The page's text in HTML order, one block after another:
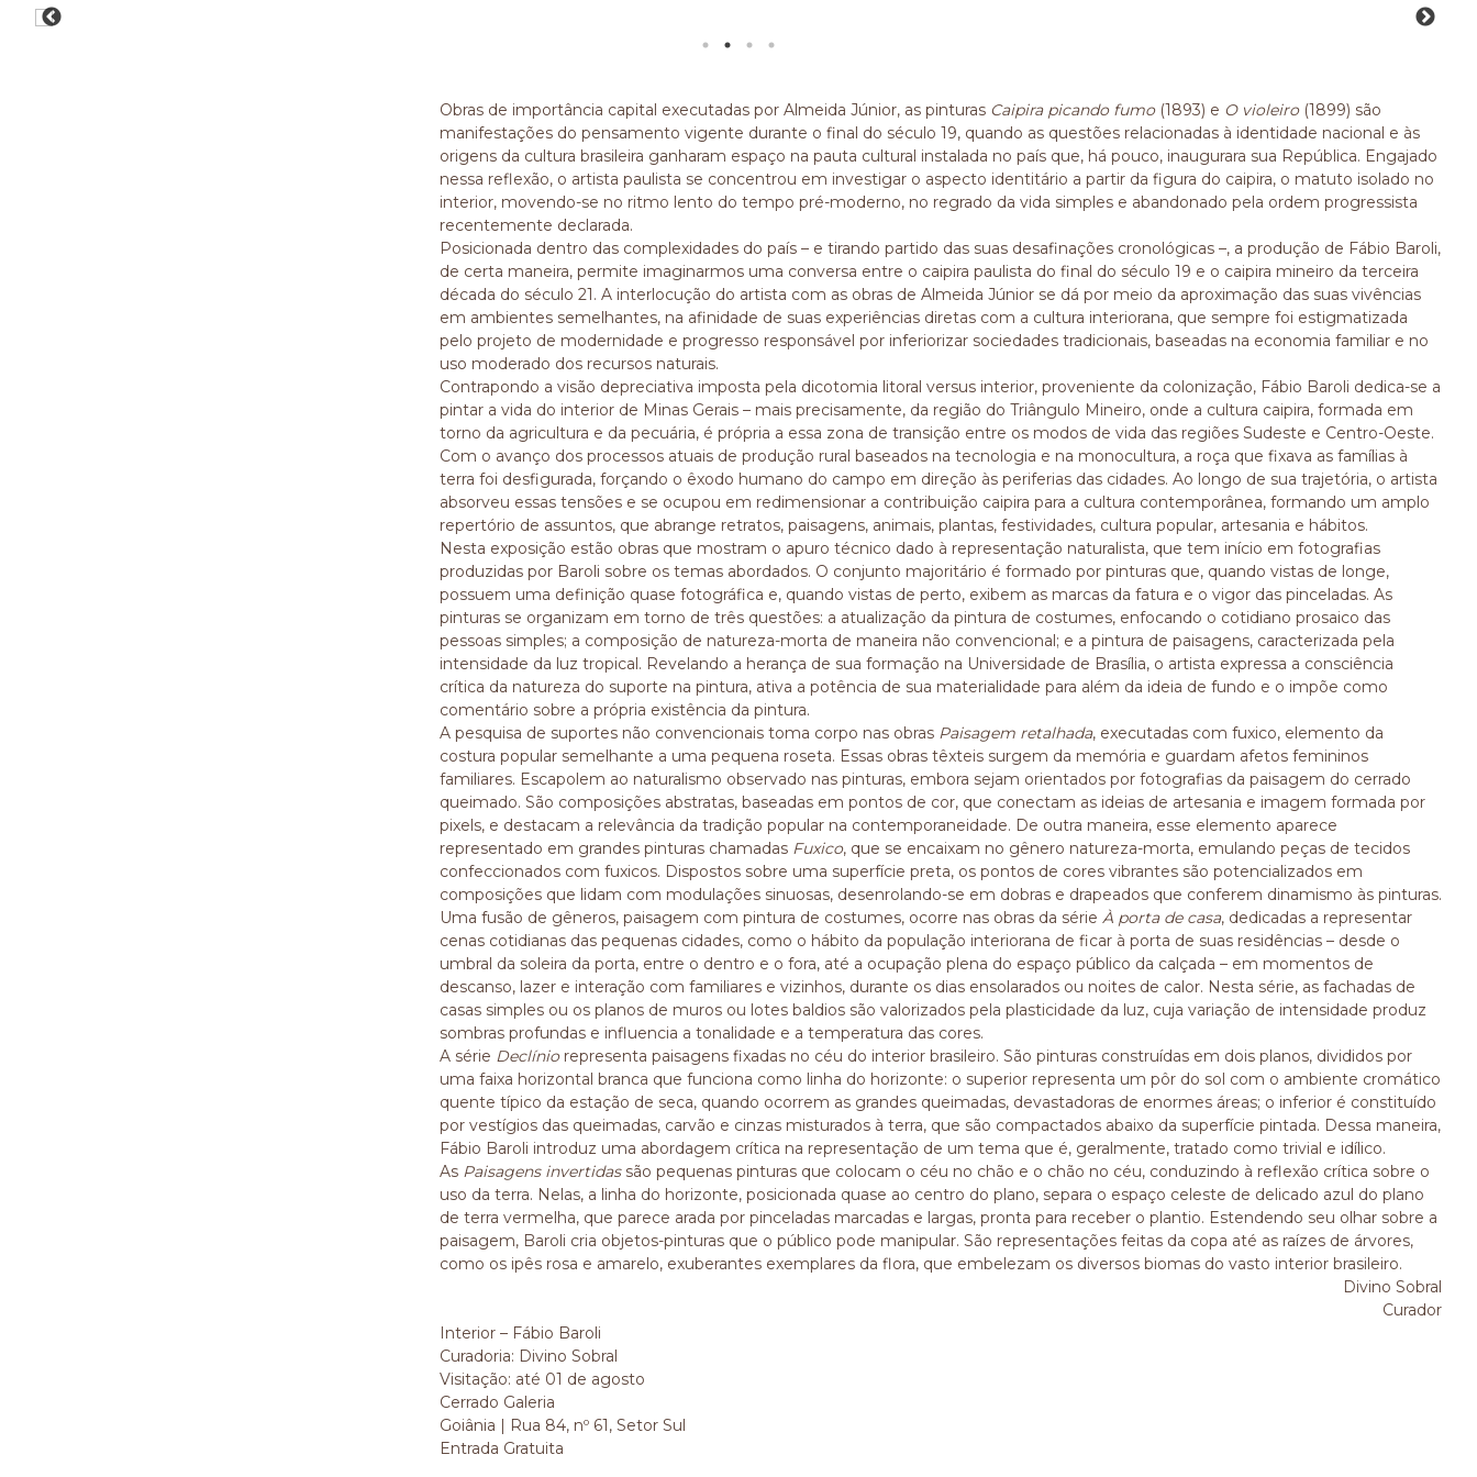
Obras de importância capital executadas por Almeida Júnior, as pinturas Caipira picando fumo(1893) e O violeiro(1899) são
manifestações do pensamento vigente durante o final do século 19, quando as questões relacionadas à identidade nacional e às
origens da cultura brasileira ganharam espaço na pauta cultural instalada no país que, há pouco, inaugurara sua República. Engajado
nessa reflexão, o artista paulista se concentrou em investigar o aspecto identitário a partir da figura do caipira, o matuto isolado no
interior, movendo-se no ritmo lento do tempo pré-moderno, no regrado da vida simples e abandonado pela ordem progressista
recentemente declarada.
Posicionada dentro das complexidades do país – e tirando partido das suas desafinações cronológicas –, a produção de Fábio Baroli,
de certa maneira, permite imaginarmos uma conversa entre o caipira paulista do final do século 19 e o caipira mineiro da terceira
década do século 21. A interlocução do artista com as obras de Almeida Júnior se dá por meio da aproximação das suas vivências
em ambientes semelhantes, na afinidade de suas experiências diretas com a cultura interiorana, que sempre foi estigmatizada
pelo projeto de modernidade e progresso responsável por inferiorizar sociedades tradicionais, baseadas na economia familiar e no
uso moderado dos recursos naturais.
Contrapondo a visão depreciativa imposta pela dicotomia litoral versus interior, proveniente da colonização, Fábio Baroli dedica-se a
pintar a vida do interior de Minas Gerais – mais precisamente, da região do Triângulo Mineiro, onde a cultura caipira, formada em
torno da agricultura e da pecuária, é própria a essa zona de transição entre os modos de vida das regiões Sudeste e Centro-Oeste.
Com o avanço dos processos atuais de produção rural baseados na tecnologia e na monocultura, a roça que fixava as famílias à
terra foi desfigurada, forçando o êxodo humano do campo em direção às periferias das cidades. Ao longo de sua trajetória, o artista
absorveu essas tensões e se ocupou em redimensionar a contribuição caipira para a cultura contemporânea, formando um amplo
repertório de assuntos, que abrange retratos, paisagens, animais, plantas, festividades, cultura popular, artesania e hábitos.
Nesta exposição estão obras que mostram o apuro técnico dado à representação naturalista, que tem início em fotografias
produzidas por Baroli sobre os temas abordados. O conjunto majoritário é formado por pinturas que, quando vistas de longe,
possuem uma definição quase fotográfica e, quando vistas de perto, exibem as marcas da fatura e o vigor das pinceladas. As
pinturas se organizam em torno de três questões: a atualização da pintura de costumes, enfocando o cotidiano prosaico das
pessoas simples; a composição de natureza-morta de maneira não convencional; e a pintura de paisagens, caracterizada pela
intensidade da luz tropical. Revelando a herança de sua formação na Universidade de Brasília, o artista expressa a consciência
crítica da natureza do suporte na pintura, ativa a potência de sua materialidade para além da ideia de fundo e o impõe como
comentário sobre a própria existência da pintura.
A pesquisa de suportes não convencionais toma corpo nas obras Paisagem retalhada, executadas com fuxico, elemento da
costura popular semelhante a uma pequena roseta. Essas obras têxteis surgem da memória e guardam afetos femininos
familiares. Escapolem ao naturalismo observado nas pinturas, embora sejam orientados por fotografias da paisagem do cerrado
queimado. São composições abstratas, baseadas em pontos de cor, que conectam as ideias de artesania e imagem formada por
pixels, e destacam a relevância da tradição popular na contemporaneidade. De outra maneira, esse elemento aparece
representado em grandes pinturas chamadas Fuxico, que se encaixam no gênero natureza-morta, emulando peças de tecidos
confeccionados com fuxicos. Dispostos sobre uma superfície preta, os pontos de cores vibrantes são potencializados em
composições que lidam com modulações sinuosas, desenrolando-se em dobras e drapeados que conferem dinamismo às pinturas.
Uma fusão de gêneros, paisagem com pintura de costumes, ocorre nas obras da série À porta de casa, dedicadas a representar
cenas cotidianas das pequenas cidades, como o hábito da população interiorana de ficar à porta de suas residências – desde o
umbral da soleira da porta, entre o dentro e o fora, até a ocupação plena do espaço público da calçada – em momentos de
descanso, lazer e interação com familiares e vizinhos, durante os dias ensolarados ou noites de calor. Nesta série, as fachadas de
casas simples ou os planos de muros ou lotes baldios são valorizados pela plasticidade da luz, cuja variação de intensidade produz
sombras profundas e influencia a tonalidade e a temperatura das cores.
A série Declínio representa paisagens fixadas no céu do interior brasileiro. São pinturas construídas em dois planos, divididos por
uma faixa horizontal branca que funciona como linha do horizonte: o superior representa um pôr do sol com o ambiente cromático
quente típico da estação de seca, quando ocorrem as grandes queimadas, devastadoras de enormes áreas; o inferior é constituído
por vestígios das queimadas, carvão e cinzas misturados à terra, que são compactados abaixo da superfície pintada. Dessa maneira,
Fábio Baroli introduz uma abordagem crítica na representação de um tema que é, geralmente, tratado como trivial e idílico.
As Paisagens invertidassão pequenas pinturas que colocam o céu no chão e o chão no céu, conduzindo à reflexão crítica sobre o
uso da terra. Nelas, a linha do horizonte, posicionada quase ao centro do plano, separa o espaço celeste de delicado azul do plano
de terra vermelha, que parece arada por pinceladas marcadas e largas, pronta para receber o plantio. Estendendo seu olhar sobre a
paisagem, Baroli cria objetos-pinturas que o público pode manipular. São representações feitas da copa até as raízes de árvores,
como os ipês rosa e amarelo, exuberantes exemplares da flora, que embelezam os diversos biomas do vasto interior brasileiro.
Divino Sobral
Curador
Interior – Fábio Baroli
Curadoria: Divino Sobral
Visitação: até 01 de agosto
Cerrado Galeria
Goiânia | Rua 84, nº 61, Setor Sul
Entrada Gratuita